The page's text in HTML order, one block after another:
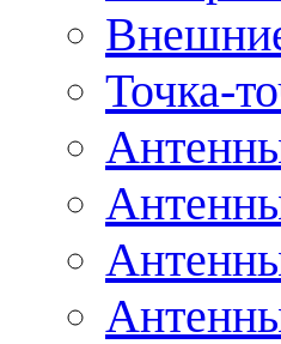
Точка-